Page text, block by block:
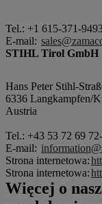
Tel.: +1 615-371-
E-mail:
STIHL Tirol GmbH
Hans Peter Stihl-
6336 Langkampfen/
Austria
Tel.: +43 53 72 69
E-mail:
Strona internetowa:
Strona internetowa:
Więcej o